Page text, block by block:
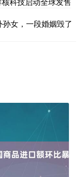
女，一段婚姻毁了